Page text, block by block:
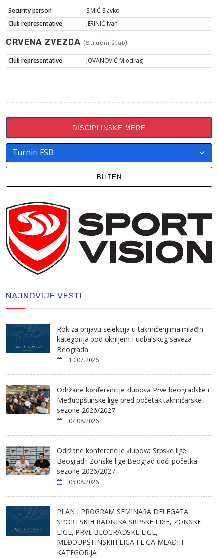
Security person
SIMIĆ Slavko
Club representative
JERINIĆ Ivan
CRVENA ZVEZDA (Stručni štab)
Club representative JOVANOVIĆ Miodrag
DISCIPLINSKE MERE
BILTEN
NAJNOVIJE VESTI
Rok za prijavu selekcija u takmičenjima mlađih
kategorija pod okriljem Fudbalskog saveza
Beograda
10.07.2026
Održane konferencije klubova Prve beogradske i
Međuopštinske lige pred početak takmičarske
sezone 2026/2027
07.08.2026
Održane konferencije klubova Srpske lige
Beograd i Zonske lige Beograd uoči početka
sezone 2026/2027
06.08.2026
PLAN I PROGRAM SEMINARA DELEGATA
SPORTSKIH RADNIKA SRPSKE LIGE, ZONSKE
LIGE, PRVE BEOGRADSKE LIGE,
MEĐOUPŠTINSKIH LIGA I LIGA MLAĐIH
KATEGORIJA